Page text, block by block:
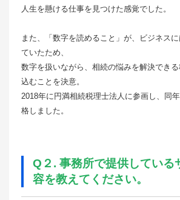
人生を懸ける仕事を見つけた感覚でした。
また、「数字を読めること」が、ビジネス
ていたため、
数字を扱いながら、相続の悩みを解決でき
込むことを決意。
2018年に円満相続税理士法人に参画し、同
格しました。
Q２. 事務所で提供している
容を教えてください。